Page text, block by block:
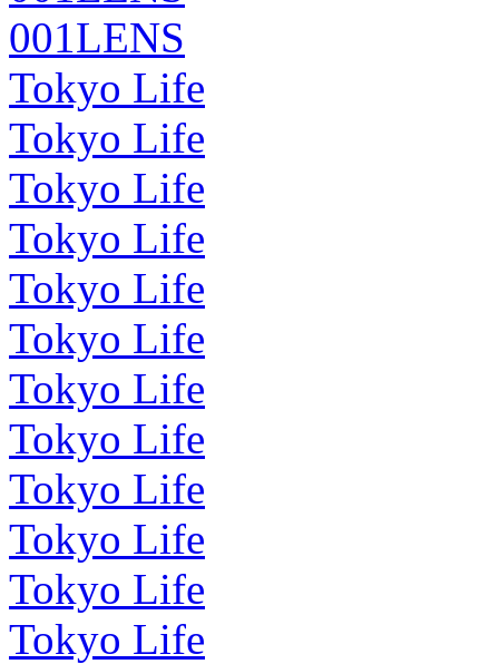
001LENS
Tokyo Life
Tokyo Life
Tokyo Life
Tokyo Life
Tokyo Life
Tokyo Life
Tokyo Life
Tokyo Life
Tokyo Life
Tokyo Life
Tokyo Life
Tokyo Life